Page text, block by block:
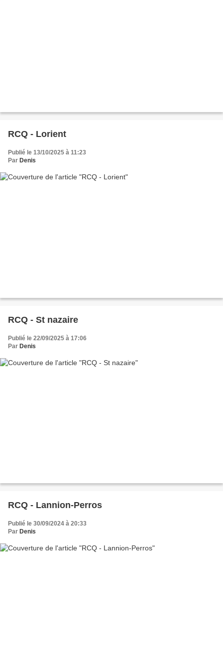
RCQ - Lorient
Publié le 13/10/2025 à 11:23
Par Denis
RCQ - St nazaire
Publié le 22/09/2025 à 17:06
Par Denis
RCQ - Lannion-Perros
Publié le 30/09/2024 à 20:33
Par Denis